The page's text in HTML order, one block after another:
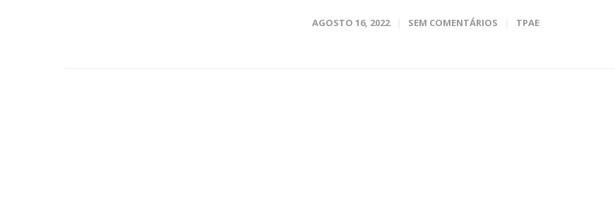
AGOSTO 16, 2022 SEM COMENTÁRIOS TPAE